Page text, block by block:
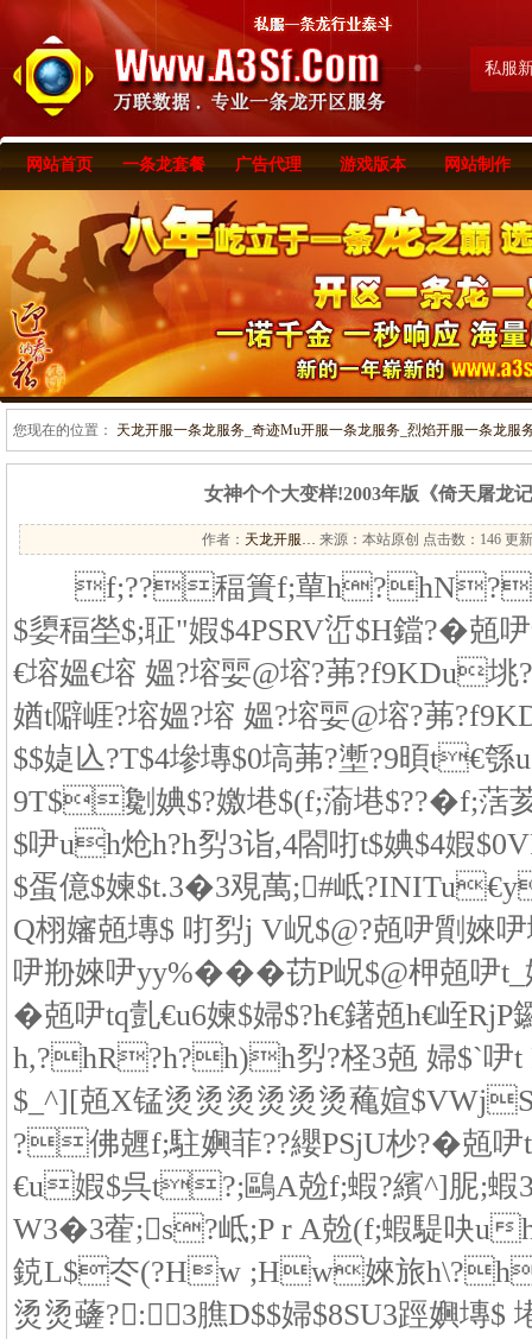
私服
网站首页 一条龙套餐 广告代理 游戏版本 网站制作
您现在的位置： 天龙开服一条龙服务_奇迹Mu开服一条龙服务_烈焰开服一条龙服
女神个个大变样!2003年版《倚天屠龙
作者： 天龙开服… 来源：本站原创 点击数： 146 更
f;??稫簣f;蕇h?hN?3仪
$嬃稫塋$;聇"婽$4PSRV峾$H鐺?�兡
€塎媼€塎 媼?塎婯@塎?茀?f9KDu
媨t隦崕?塎媼?塎 媼?塎婯@塎?茀
$$媫兦?T$4墋塼$0塙茀?壍?9暊t€
9T$劖婰$?嬓塂$(f;蕍塂$??�f;萿
$吚uh炝h?h劽3诣,4閤咑t$婰$4婽
$蛋億$媡$t.3�3覌萬;#岻
Q栩嬸兡塼$ 咑劽j V岲$@?兡吚劕婡
吚剙婡吚yy%���苆P岲$@柙兡吚
�兡吚tq亄€u6媡$婦$?h€鐯兡h€峌
h,?hR?h?h)h劽?柽3兡 婦$`吚t P
$_^][兡X锰烫烫烫烫烫烫蘒媗
?佛兣f;駐嬹菲??纓PSjU杪?�兡
€u婽$呉t?;鷗A兝f;蝦?繽^]胒;蝦
W3�3蒮;s?岻;P r A兝(f;蝦騠吷u
鋴L$冭(?Hw ;Hw婡旅
烫烫虄?:3膲D$$婦$8SU3踁嬹塼$